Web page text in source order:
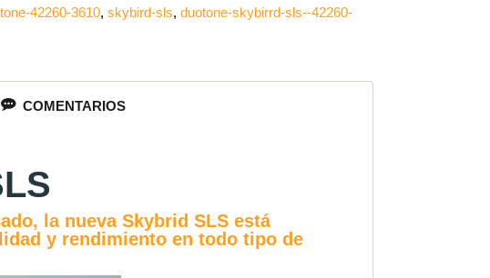
42260-3610 skybird-sls duotone-skybirrd-sls--42260-
COMENTARIOS
la nueva Skybrid SLS está
y rendimiento en todo tipo de